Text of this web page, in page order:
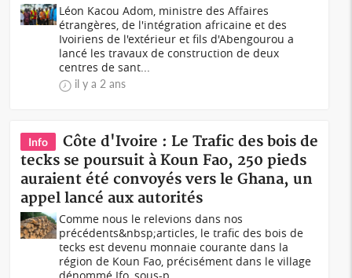
Léon Kacou Adom, ministre des Affaires
étrangères, de l'intégration africaine et des
Ivoiriens de l'extérieur et fils d'Abengourou a
lancé les travaux de construction de deux
centres de sant...
il y a 2 ans
Info
Côte d'Ivoire : Le Trafic des bois de
tecks se poursuit à Koun Fao, 250 pieds
auraient été convoyés vers le Ghana, un
appel lancé aux autorités
Comme nous le relevions dans nos
précédents&nbsp;articles, le trafic des bois de
tecks est devenu monnaie courante dans la
région de Koun Fao, précisément dans le village